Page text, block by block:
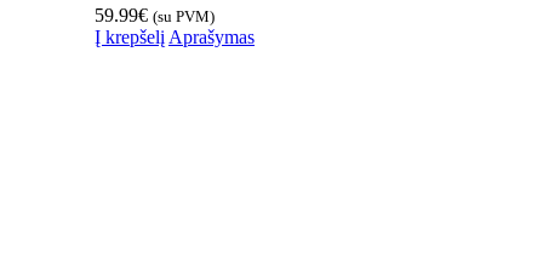
59.99€ (su PVM)
Į krepšelį Aprašymas